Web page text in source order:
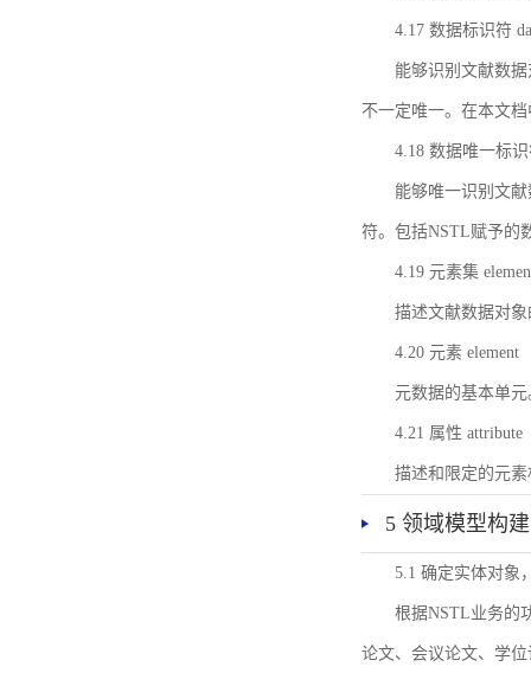
4.17 数据标识符
能够识别文献数
不一定唯一。在本文
4.18 数据唯一标
能够唯一识别文
符。包括NSTL赋予的
4.19 元素集
描述文献数据对
4.20 元素 element
元数据的基本单元
4.21 属性 attribute
描述和限定的元
5 领域模型构建
5.1 确定实体对象
根据NSTL业务的
论文、会议论文、学